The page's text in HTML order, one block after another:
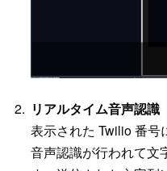
リアルタイム音声認識
表示された Twilio 番号
音声認識が行われて文